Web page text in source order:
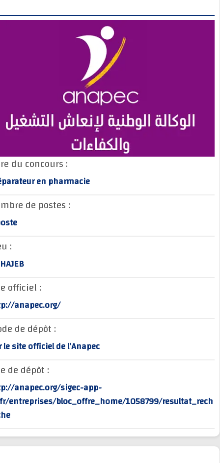
Titre du concours :
Préparateur en pharmacie
Nombre de postes :
1 poste
Lieu :
EL HAJEB
Site officiel :
http://anapec.org/
Mode de dépôt :
sur le site officiel de l’Anapec
Site de dépôt :
http://anapec.org/sigec-app-
rv/fr/entreprises/bloc_offre_home/1058799/
erche